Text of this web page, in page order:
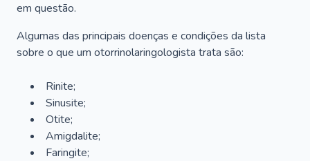
em questão.
Algumas das principais doenças e condições da lista
sobre o que um otorrinolaringologista trata são:
Rinite;
Sinusite;
Otite;
Amigdalite;
Faringite;